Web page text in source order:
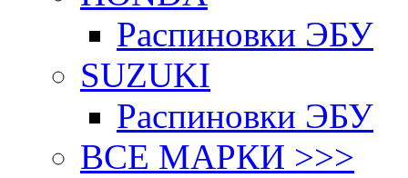
Распиновки ЭБУ
SUZUKI
Распиновки ЭБУ
ВСЕ МАРКИ >>>